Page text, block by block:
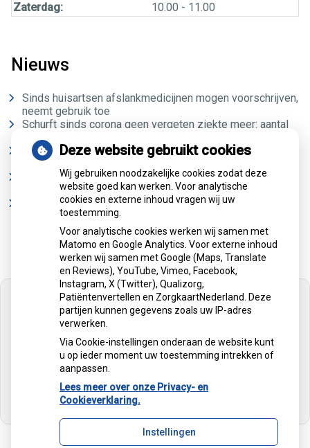
Zaterdag:
10.00 - 11.00
Nieuws
Sinds huisartsen afslankmedicijnen mogen voorschrijven,
neemt gebruik toe
Schurft sinds corona geen vergeten ziekte meer: aantal
uitbraken fors gestegen
Stoppen met afslankmedicijnen betekent zonder
leefstijlaanpassingen weer gewichtstoename
Kookadvies drinkwater in provincie Utrecht vanwege
besmetting
Terugroepactie babyvoeding Nestlé: bacterie kan baby’s
ziek maken
U heeft geen toestemming gegeven voor
externe inhouddie nodig is om dit te
Cookie-instellingen wijzigen
Deze website gebruikt cookies
Wij gebruiken noodzakelijke cookies zodat deze
website goed kan werken. Voor analytische
cookies en externe inhoud vragen wij uw
toestemming.
Voor analytische cookies werken wij samen met
Matomo en Google Analytics. Voor externe inhoud
werken wij samen met Google (Maps, Translate
en Reviews), YouTube, Vimeo, Facebook,
Instagram, X (Twitter), Qualizorg,
Patiëntenvertellen en ZorgkaartNederland. Deze
partijen kunnen gegevens zoals uw IP-adres
verwerken.
Via Cookie-instellingen onderaan de website kunt
u op ieder moment uw toestemming intrekken of
aanpassen.
Lees meer over onze Privacy- en
Cookieverklaring.
Instellingen